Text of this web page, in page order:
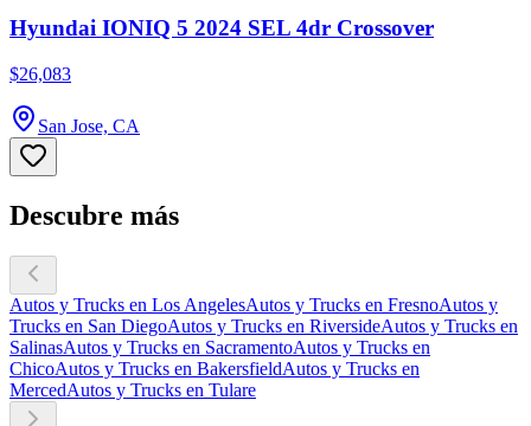
Hyundai IONIQ 5 2024 SEL 4dr Crossover
$26,083
San Jose, CA
Descubre más
Autos y Trucks en Los AngelesAutos y Trucks en FresnoAutos y
Trucks en San DiegoAutos y Trucks en RiversideAutos y Trucks en
SalinasAutos y Trucks en SacramentoAutos y Trucks en
ChicoAutos y Trucks en BakersfieldAutos y Trucks en
MercedAutos y Trucks en Tulare